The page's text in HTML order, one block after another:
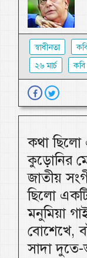
স্বাধীনতা
২৬ মার্চ
কবি
কথা ছিলো
কুড়োনির
জাতীয়
ছিলো
মনুমিয়া
বোশেখে,
সাদা দুতে-